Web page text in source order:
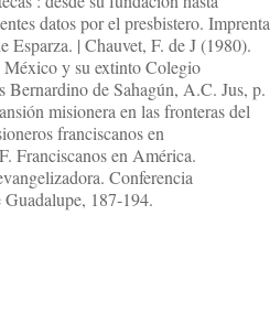
datos por el presbistero. Imprenta
| Chauvet, F. de J (1980).
México y su extinto Colegio
de Sahagún, A.C. Jus, p.
misionera en las fronteras del
franciscanos en
Franciscanos en América.
Conferencia
187-194.